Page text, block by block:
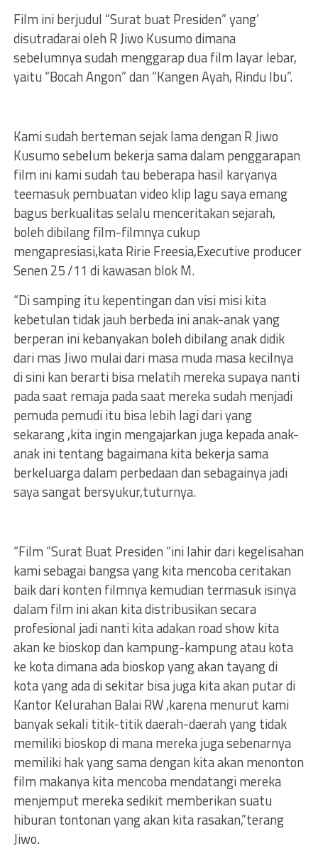
Film ini berjudul “Surat buat Presiden” yang’
disutradarai oleh R Jiwo Kusumo dimana
sebelumnya sudah menggarap dua film layar Iebar,
yaitu “Bocah Angon” dan “Kangen Ayah, Rindu lbu”.
Kami sudah berteman sejak lama dengan R Jiwo
Kusumo sebelum bekerja sama dalam penggarapan
film ini kami sudah tau beberapa hasil karyanya
teemasuk pembuatan video klip lagu saya emang
bagus berkualitas selalu menceritakan sejarah,
boleh dibilang film-filmnya cukup
mengapresiasi,kata Ririe Freesia,Executive producer
Senen 25 /11 di kawasan blok M.
“Di samping itu kepentingan dan visi misi kita
kebetulan tidak jauh berbeda ini anak-anak yang
berperan ini kebanyakan boleh dibilang anak didik
dari mas Jiwo mulai dari masa muda masa kecilnya
di sini kan berarti bisa melatih mereka supaya nanti
pada saat remaja pada saat mereka sudah menjadi
pemuda pemudi itu bisa lebih lagi dari yang
sekarang ,kita ingin mengajarkan juga kepada anak-
anak ini tentang bagaimana kita bekerja sama
berkeluarga dalam perbedaan dan sebagainya jadi
saya sangat bersyukur,tuturnya.
“Film “Surat Buat Presiden “ini lahir dari kegelisahan
kami sebagai bangsa yang kita mencoba ceritakan
baik dari konten filmnya kemudian termasuk isinya
dalam film ini akan kita distribusikan secara
profesional jadi nanti kita adakan road show kita
akan ke bioskop dan kampung-kampung atau kota
ke kota dimana ada bioskop yang akan tayang di
kota yang ada di sekitar bisa juga kita akan putar di
Kantor Kelurahan Balai RW ,karena menurut kami
banyak sekali titik-titik daerah-daerah yang tidak
memiliki bioskop di mana mereka juga sebenarnya
memiliki hak yang sama dengan kita akan menonton
film makanya kita mencoba mendatangi mereka
menjemput mereka sedikit memberikan suatu
hiburan tontonan yang akan kita rasakan,”terang
Jiwo.